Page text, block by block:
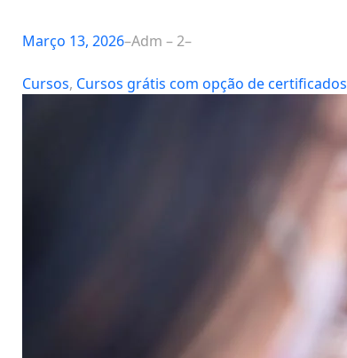
Março 13, 2026–Adm – 2–
Cursos, Cursos grátis com opção de certificados